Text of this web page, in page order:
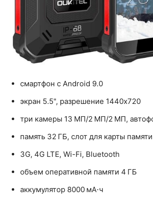
смартфон с Android 9.0
экран 5.5", разрешение 1440x720
три камеры 13 МП/2 МП/2 МП,
память 32 ГБ, слот для карты памяти
3G, 4G LTE, Wi-Fi, Bluetooth
объем оперативной памяти 4 ГБ
аккумулятор 8000 мА⋅ч